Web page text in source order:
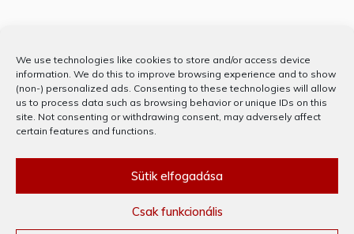
We use technologies like cookies to store and/or access device
information. We do this to improve browsing experience and to show
(non-) personalized ads. Consenting to these technologies will allow
us to process data such as browsing behavior or unique IDs on this
site. Not consenting or withdrawing consent, may adversely affect
certain features and functions.
Sütik elfogadása
Csak funkcionális
Partnerünk